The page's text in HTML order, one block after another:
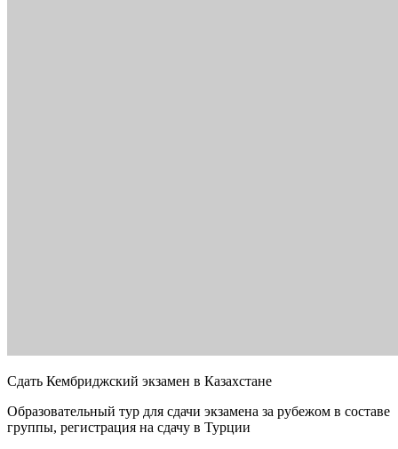
Сдать Кембриджский экзамен в Казахстане
Образовательный тур для сдачи экзамена за рубежом в составе
группы, регистрация на сдачу в Турции